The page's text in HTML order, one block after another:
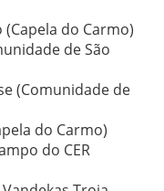
do Carmo)
de São
(Comunidade de
do Carmo)
do CER